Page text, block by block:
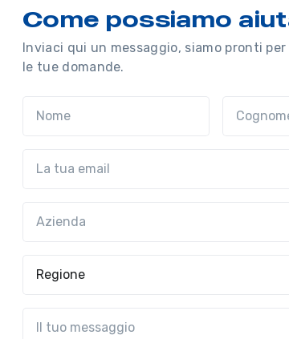
Come possiamo
Inviaci qui un messaggio, siamo pronti
le tue domande.